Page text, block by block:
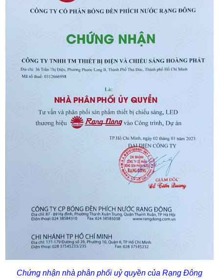
Chứng nhận nhà phân phối uỷ quyền của Rạng Đông